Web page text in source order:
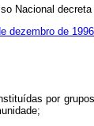
Nacional
dezembro de 1996,
por